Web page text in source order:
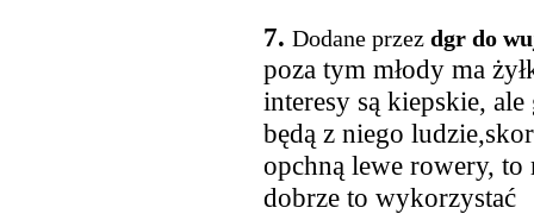
7. Dodane przez dgr do
poza tym młody ma
interesy są kiepskie,
będą z niego
opchną lewe rowery, to
dobrze to wykorzystać